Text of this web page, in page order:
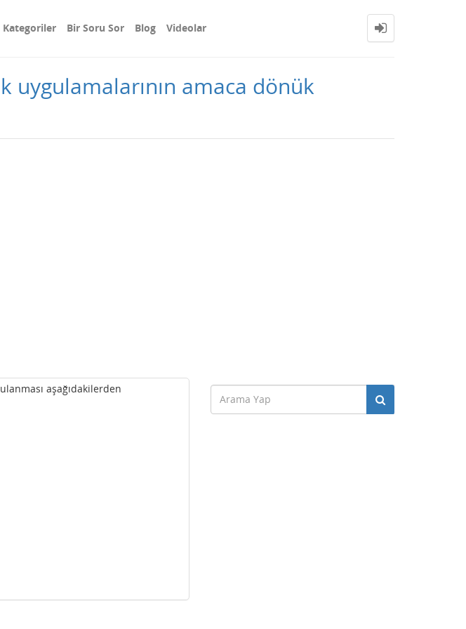
Kategoriler Bir Soru Sor Blog Videolar
uygulamalarının amaca dönük
aşağıdakilerden